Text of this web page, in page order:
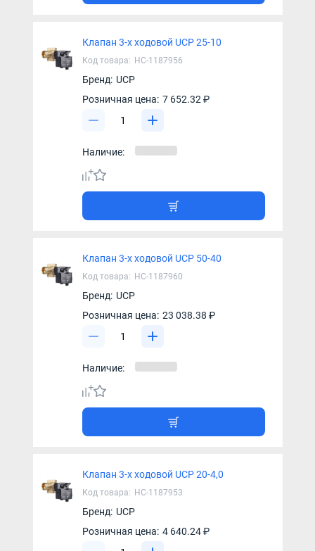
Клапан 3-х ходовой UCP 25-10
Код товара: НС-1187956
Бренд: UCP
Розничная цена: 7 652.32 ₽
Наличие:
Клапан 3-х ходовой UCP 50-40
Код товара: НС-1187960
Бренд: UCP
Розничная цена: 23 038.38 ₽
Наличие:
Клапан 3-х ходовой UCP 20-4,0
Код товара: НС-1187953
Бренд: UCP
Розничная цена: 4 640.24 ₽